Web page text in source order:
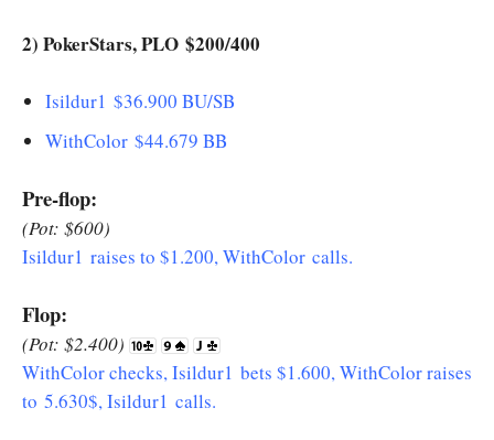
2) PokerStars, PLO $200/400
Isildur1 $36.900 BU/SB
WithColor $44.679 BB
Pre-flop:
(Pot: $600)
Isildur1 raises to $1.200, WithColor calls.
Flop:
(Pot: $2.400)
WithColor checks, Isildur1 bets $1.600, WithColor raises
to 5.630$, Isildur1 calls.